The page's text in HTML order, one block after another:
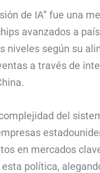
de IA” fue una
avanzados a
niveles según su
a través de
del
en mercados
política,